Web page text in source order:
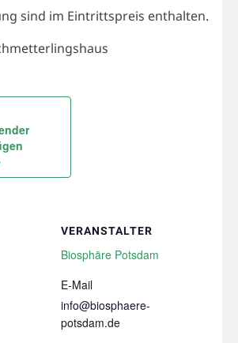
sind im Eintrittspreis enthalten.
VERANSTALTER
Biosphäre Potsdam
E-Mail
info@biosphaere-
potsdam.de